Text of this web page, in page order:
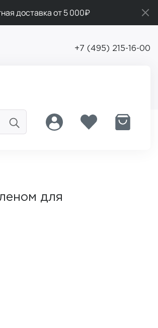
доставка от 5 000₽
+7 (495) 215-16-00
для